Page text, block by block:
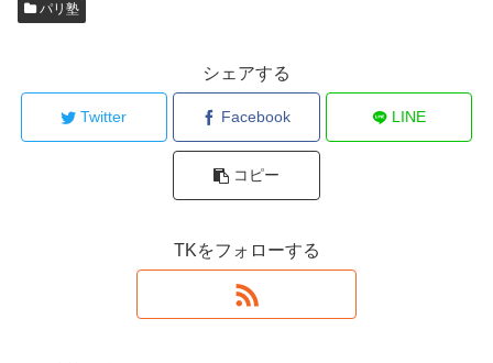
パリ塾
シェアする
Twitter Facebook LINE
コピー
TKをフォローする